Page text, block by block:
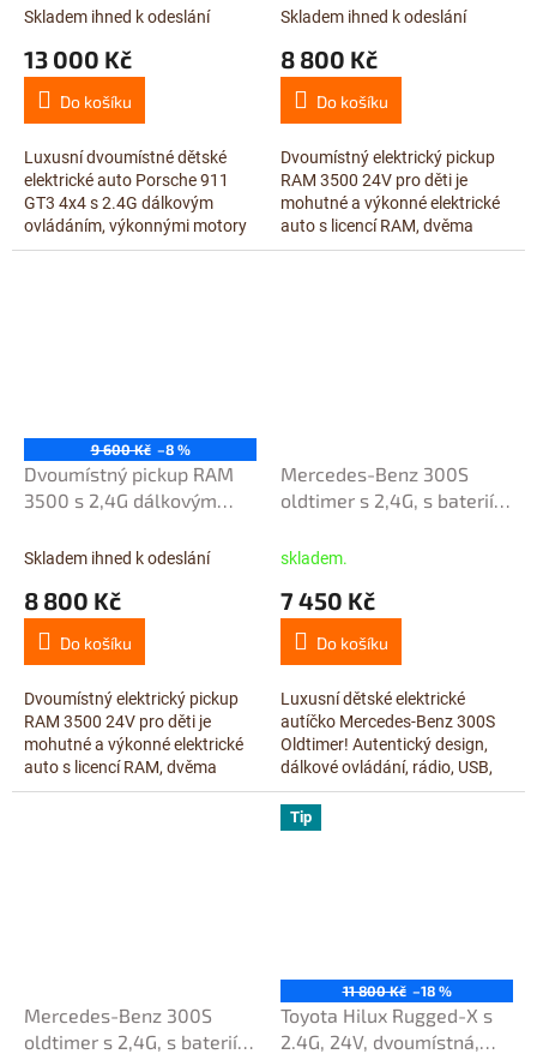
4x200W/24V, 24V/10Ah,
sedačky
Skladem ihned k odeslání
13 000 Kč
Do košíku
Luxusní dvoumístné dětské
elektrické auto Porsche 911
GT3 4x4 s 2.4G dálkovým
ovládáním, výkonnými motory
4x200W a baterií 24V/10Ah.
24V/7Ah, červený
Skladem ihned k odeslání
8 800 Kč
Do košíku
Dvoumístný elektrický pickup
RAM 3500 24V pro děti je
mohutné a výkonné elektrické
auto s licencí RAM, dvěma
silnými motory 2×24V/200W,
9 600 Kč –8 %
Dvoumístný pickup RAM
3500 s 2,4G dálkovým
24V/7Ah, černý
Skladem ihned k odeslání
8 800 Kč
Do košíku
Dvoumístný elektrický pickup
RAM 3500 24V pro děti je
mohutné a výkonné elektrické
auto s licencí RAM, dvěma
silnými motory 2×24V/200W,
Mercedes-Benz 300S
oldtimer s 2,4G, s baterií
skladem.
7 450 Kč
Do košíku
Luxusní dětské elektrické
autíčko Mercedes-Benz 300S
Oldtimer! Autentický design,
dálkové ovládání, rádio, USB,
kožená sedačka, LED světla,
12V/14Ah baterie pro
dlouhou...
Mercedes-Benz 300S
oldtimer s 2,4G, s baterií
Tip
11 800 Kč –18 %
Toyota Hilux Rugged-X s
2.4G, 24V, dvoumístná,